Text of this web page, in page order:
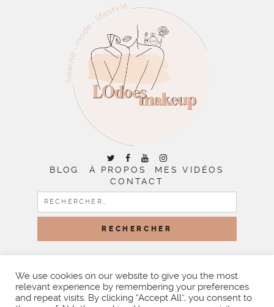
BLOG À PROPOS
MES VIDÉOS
CONTACT
RECHERCHER :
BY LITTLE THEME SHOP
We use cookies on our website to give you the most
relevant experience by remembering your preferences
and repeat visits. By clicking “Accept All”, you consent to